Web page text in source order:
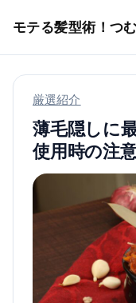
厳選紹介
薄毛隠しに
使用時の注